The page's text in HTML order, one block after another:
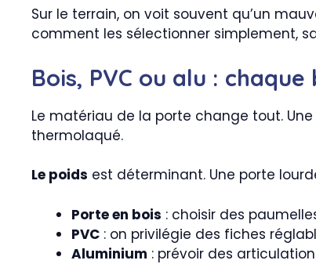
Sur le terrain, on voit souvent qu’un
comment les sélectionner simplement,
Bois, PVC ou alu :
Le matériau de la porte change tout.
thermolaqué.
Le poids est déterminant. Une porte
Porte en bois : choisir des
PVC : on privilégie des fiches
Aluminium : prévoir des